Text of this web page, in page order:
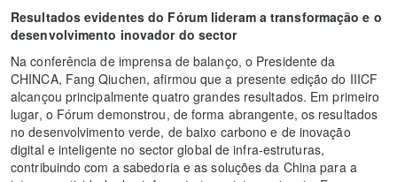
Resultados evidentes do Fórum lideram a transformação e o
desenvolvimento inovador do sector
Na conferência de imprensa de balanço, o Presidente da
CHINCA, Fang Qiuchen, afirmou que a presente edição do IIICF
alcançou principalmente quatro grandes resultados. Em primeiro
lugar, o Fórum demonstrou, de forma abrangente, os resultados
no desenvolvimento verde, de baixo carbono e de inovação
digital e inteligente no sector global de infra-estruturas,
contribuindo com a sabedoria e as soluções da China para a